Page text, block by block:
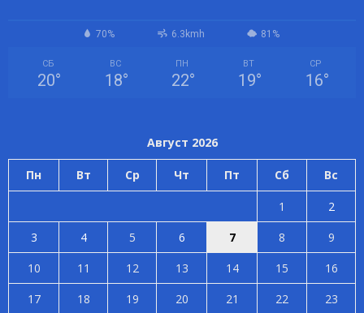
70% 6.3kmh 81%
СБ
20°
ВС
18°
ПН
22°
ВТ
19°
СР
16°
Август 2026
Пн Вт Ср Чт Пт Сб Вс
1
2
3
4 5 6 7 8
9
10
11 12 13 14 15
16
17
18 19 20 21 22 23